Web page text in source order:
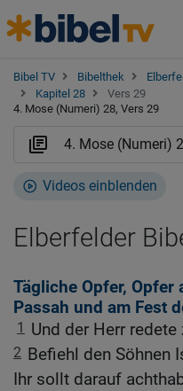
Bibel TV Bibelthek
Kapitel 28
Vers 29
4. Mose (Numeri) 28, Vers 29
Videos einblenden
Elberfelder
Tägliche Opfer, Opfer
Passah und am Fest
1 Und der Herr
2 Befiehl den Söhnen
Ihr sollt darauf